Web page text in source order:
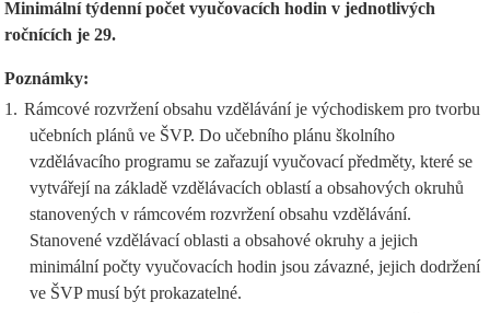
Minimální týdenní počet vyučovacích hodin v jednotlivých
ročnících je 29.
Poznámky:
1. Rámcové rozvržení obsahu vzdělávání je východiskem pro tvorbu
učebních plánů ve ŠVP. Do učebního plánu školního
vzdělávacího programu se zařazují vyučovací předměty, které se
vytvářejí na základě vzdělávacích oblastí a obsahových okruhů
stanovených v rámcovém rozvržení obsahu vzdělávání.
Stanovené vzdělávací oblasti a obsahové okruhy a jejich
minimální počty vyučovacích hodin jsou závazné, jejich dodržení
ve ŠVP musí být prokazatelné.